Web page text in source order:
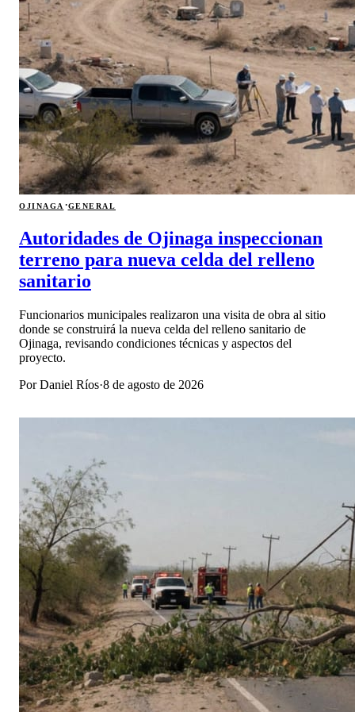
OJINAGA ·GENERAL
Autoridades de Ojinaga inspeccionan
terreno para nueva celda del relleno
sanitario
Funcionarios municipales realizaron una visita de obra al sitio
donde se construirá la nueva celda del relleno sanitario de
Ojinaga, revisando condiciones técnicas y aspectos del
proyecto.
PorDaniel Ríos·8 de agosto de 2026